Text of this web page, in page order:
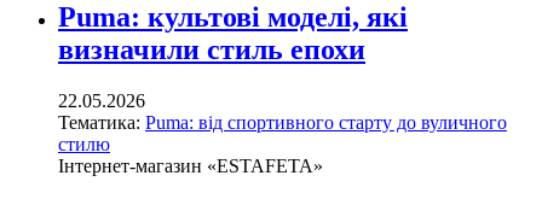
Puma: культові моделі, які
визначили стиль епохи
22.05.2026
Тематика: Puma: від спортивного старту до вуличного
стилю
Інтернет-магазин «ESTAFETA»